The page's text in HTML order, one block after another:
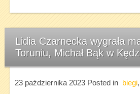
Lidia Czarnecka wygrała
Toruniu, Michał Bąk w
23 października 2023Posted in biegi,